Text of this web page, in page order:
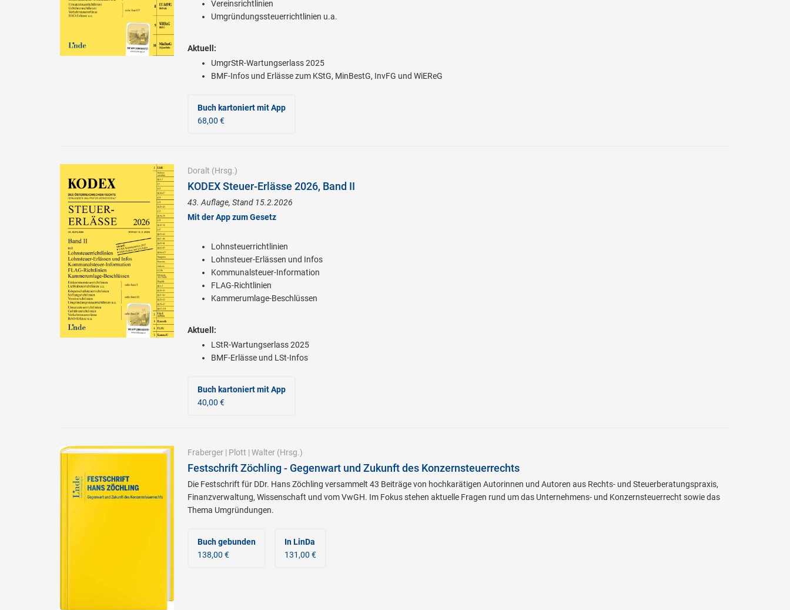
Vereinsrichtlinien
Umgründungssteuerrichtlinien u.a.
Aktuell:
UmgrStR-Wartungserlass 2025
BMF-Infos und Erlässe zum KStG, MinBestG, InvFG und WiEReG
Buch kartoniertmit App
68,00 €
Doralt (Hrsg.)
KODEX Steuer-Erlässe 2026, Band II
43. Auflage, Stand 15.2.2026
Mit der App zum Gesetz
Lohnsteuerrichtlinien
Lohnsteuer-Erlässen und Infos
Kommunalsteuer-Information
FLAG-Richtlinien
Kammerumlage-Beschlüssen
Aktuell:
LStR-Wartungserlass 2025
BMF-Erlässe und LSt-Infos
Buch kartoniertmit App
40,00 €
Fraberger| Plott | Walter(Hrsg.)
Festschrift Zöchling - Gegenwart und Zukunft des Konzernsteuerrechts
Die Festschrift für DDr. Hans Zöchling versammelt 43 Beiträge von hochkarätigen Autorinnen und Autoren aus Rechts- und Steuerberatungspraxis,
Finanzverwaltung, Wissenschaft und vom VwGH. Im Fokus stehen aktuelle Fragen rund um das Unternehmens- und Konzernsteuerrecht sowie das
Thema Umgründungen.
Buch gebunden
138,00 €
In LinDa
131,00 €